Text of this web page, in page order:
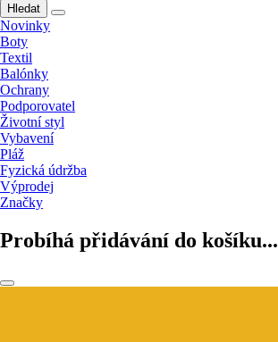
Hledat
Novinky
Boty
Textil
Balónky
Ochrany
Podporovatel
Životní styl
Vybavení
Pláž
Fyzická údržba
Výprodej
Značky
Probíhá přidávání do košíku...